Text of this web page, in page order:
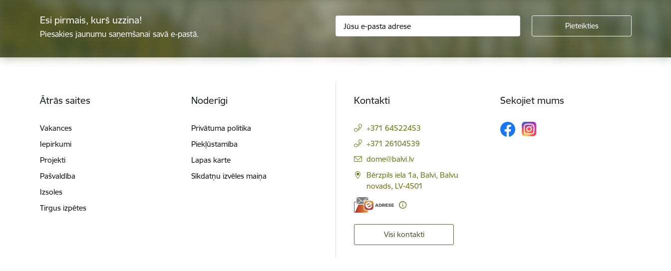
Esi pirmais, kurš uzzina!
Piesakies jaunumu saņemšanai savā e-pastā.
Ātrās saites
Vakances
Iepirkumi
Projekti
Pašvaldība
Izsoles
Tirgus izpētes
Noderīgi
Privātuma politika
Piekļūstamība
Lapas karte
Sīkdatņu izvēles maiņa
Kontakti
+371 64522453
+371 26104539
E-pasts:
dome@balvi.lv
Bērzpils iela 1a, Balvi, Balvu
novads, LV-4501
Visi kontakti
Sekojiet mums